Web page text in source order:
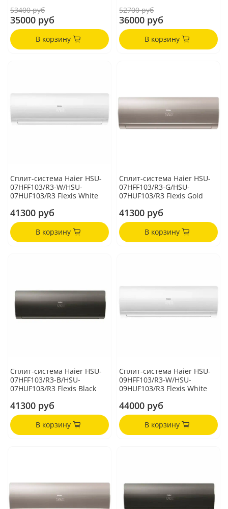
53400 руб
35000 руб
В корзину
52700 руб
36000 руб
В корзину
Сплит-система Haier HSU-
07HFF103/R3-W/HSU-
07HUF103/R3 Flexis White
41300 руб
В корзину
Сплит-система Haier HSU-
07HFF103/R3-G/HSU-
07HUF103/R3 Flexis Gold
41300 руб
В корзину
Сплит-система Haier HSU-
07HFF103/R3-B/HSU-
07HUF103/R3 Flexis Black
41300 руб
В корзину
Сплит-система Haier HSU-
09HFF103/R3-W/HSU-
09HUF103/R3 Flexis White
44000 руб
В корзину